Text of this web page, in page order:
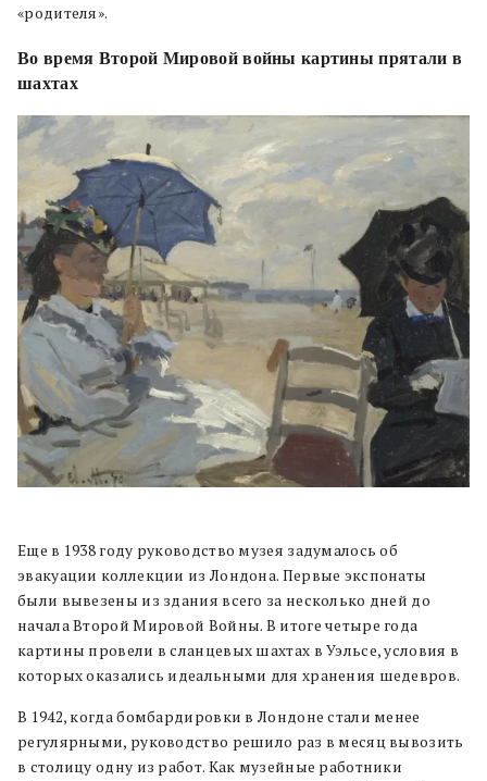
«родителя».
Во время Второй Мировой войны картины прятали в
шахтах
Еще в 1938 году руководство музея задумалось об
эвакуации коллекции из Лондона. Первые экспонаты
были вывезены из здания всего за несколько дней до
начала Второй Мировой Войны. В итоге четыре года
картины провели в сланцевых шахтах в Уэльсе, условия в
которых оказались идеальными для хранения шедевров.
В 1942, когда бомбардировки в Лондоне стали менее
регулярными, руководство решило раз в месяц вывозить
в столицу одну из работ. Как музейные работники